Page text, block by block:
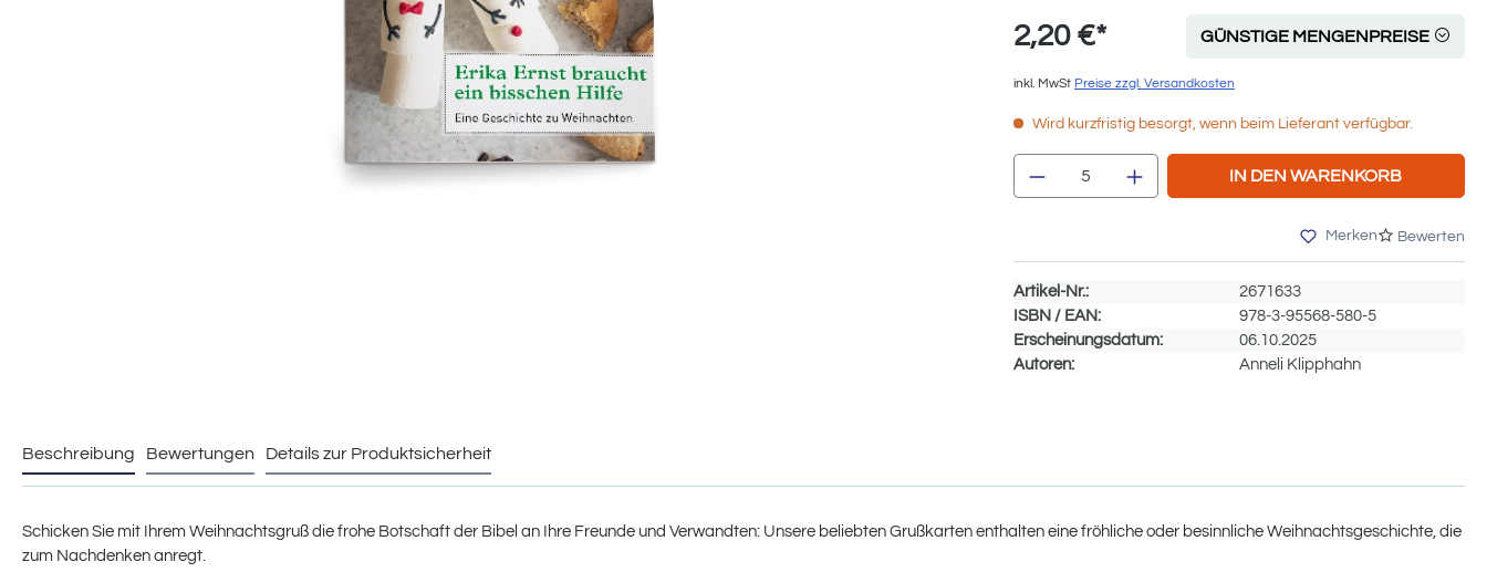
2,20 €* GÜNSTIGE MENGENPREISE
inkl. MwSt Preise zzgl. Versandkosten
Wird kurzfristig besorgt, wenn beim Lieferant verfügbar.
Produkt Anzahl: Gib den gewünschten
IN DEN WARENKORB
Merken Bewerten
Artikel-Nr.:
2671633
ISBN / EAN:
978-3-95568-580-5
Erscheinungsdatum:
06.10.2025
Autoren:
Anneli Klipphahn
Beschreibung Bewertungen Details zur Produktsicherheit
Schicken Sie mit Ihrem Weihnachtsgruß die frohe Botschaft der Bibel an Ihre Freunde und Verwandten: Unsere beliebten Grußkarten enthalten eine fröhliche oder besinnliche Weihnachtsgeschichte, die
zum Nachdenken anregt.